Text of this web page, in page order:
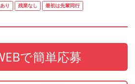
り 残業なし 最初は先輩同行
で簡単応募